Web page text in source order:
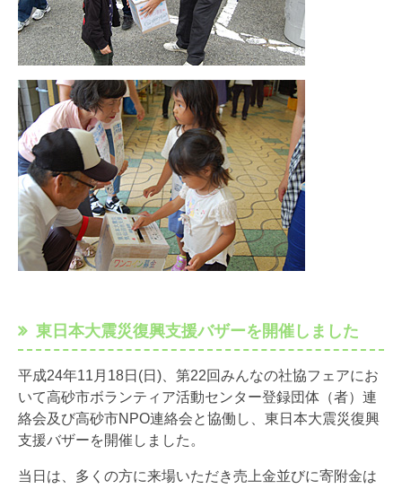
東日本大震災復興支援バザーを開催しました
平成24年11月18日(日)、第22回みんなの社協フェアにお
いて高砂市ボランティア活動センター登録団体（者）連
絡会及び高砂市NPO連絡会と協働し、東日本大震災復興
支援バザーを開催しました。
当日は、多くの方に来場いただき売上金並びに寄附金は